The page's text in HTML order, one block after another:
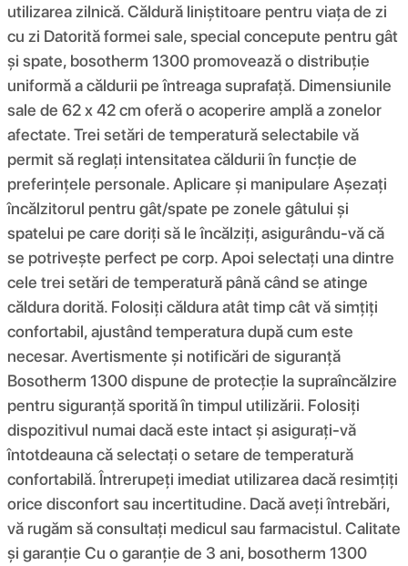
utilizarea zilnică. Căldură liniștitoare pentru viața de zi
cu zi Datorită formei sale, special concepute pentru gât
și spate, bosotherm 1300 promovează o distribuție
uniformă a căldurii pe întreaga suprafață. Dimensiunile
sale de 62 x 42 cm oferă o acoperire amplă a zonelor
afectate. Trei setări de temperatură selectabile vă
permit să reglați intensitatea căldurii în funcție de
preferințele personale. Aplicare și manipulare Așezați
încălzitorul pentru gât/spate pe zonele gâtului și
spatelui pe care doriți să le încălziți, asigurându-vă că
se potrivește perfect pe corp. Apoi selectați una dintre
cele trei setări de temperatură până când se atinge
căldura dorită. Folosiți căldura atât timp cât vă simțiți
confortabil, ajustând temperatura după cum este
necesar. Avertismente și notificări de siguranță
Bosotherm 1300 dispune de protecție la supraîncălzire
pentru siguranță sporită în timpul utilizării. Folosiți
dispozitivul numai dacă este intact și asigurați-vă
întotdeauna că selectați o setare de temperatură
confortabilă. Întrerupeți imediat utilizarea dacă resimțiți
orice disconfort sau incertitudine. Dacă aveți întrebări,
vă rugăm să consultați medicul sau farmacistul. Calitate
și garanție Cu o garanție de 3 ani, bosotherm 1300